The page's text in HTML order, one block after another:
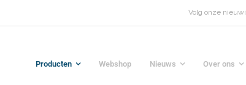
Volg onze
Producten Webshop Nieuws Over ons